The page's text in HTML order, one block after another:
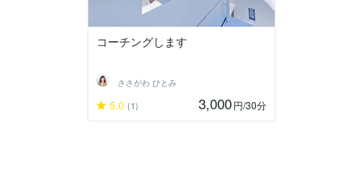
コーチングします
ささがわ ひとみ
5.0 (1) 3,000円/30分